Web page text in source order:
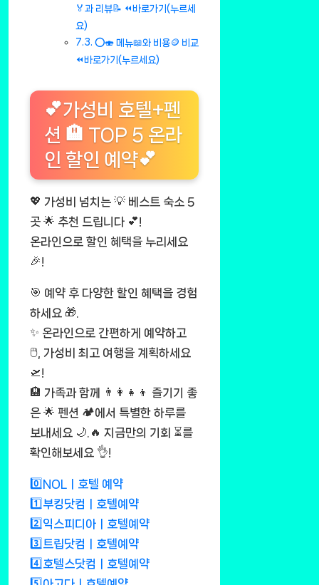
🏅과 리뷰📝 ⏪바로가기(누르세
요)
⭕🍣 메뉴📖와 비용🪙 비교
⏪바로가기(누르세요)
💕가성비 호텔+펜
션 🏨 TOP 5 온라
인 할인 예약💕
💖 가성비 넘치는 💡 베스트 숙소 5
곳 🌟 추천 드립니다 💕!
온라인으로 할인 혜택을 누리세요
🎉!
🎯 예약 후 다양한 할인 혜택을 경험
하세요 🎁.
✨ 온라인으로 간편하게 예약하고
🖱️, 가성비 최고 여행을 계획하세요
🛫!
🏨 가족과 함께 👨‍👩‍👧‍👦 즐기기 좋
은 🌟 펜션 🏕️에서 특별한 하루를
보내세요 🌙.🔥 지금만의 기회 ⏳를
확인해보세요 👌!
0️⃣NOLㅣ호텔 예약
1️⃣부킹닷컴ㅣ호텔예약
2️⃣익스피디아ㅣ호텔예약
3️⃣트립닷컴ㅣ호텔예약
4️⃣호텔스닷컴ㅣ호텔예약